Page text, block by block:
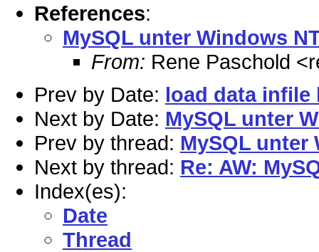
References:
MySQL unter Windows
From: Rene Paschold
Prev by Date: load data infile
Next by Date: MySQL unter
Prev by thread: MySQL unter
Next by thread: Re: AW:
Index(es):
Date
Thread